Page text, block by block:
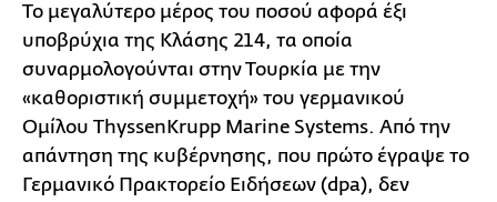
Το μεγαλύτερο μέρος του ποσού αφορά έξι
υποβρύχια της Κλάσης 214, τα οποία
συναρμολογούνται στην Τουρκία με την
«καθοριστική συμμετοχή» του γερμανικού
Ομίλου ThyssenKrupp Marine Systems. Από την
απάντηση της κυβέρνησης, που πρώτο έγραψε το
Γερμανικό Πρακτορείο Ειδήσεων (dpa), δεν